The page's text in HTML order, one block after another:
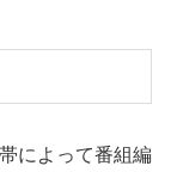
によって番組編